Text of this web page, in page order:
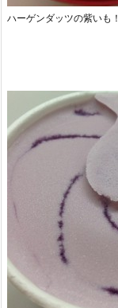
ハーゲンダッツの紫いも！